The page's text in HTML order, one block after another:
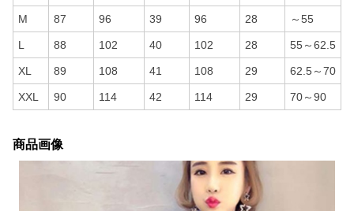
M 87 96 39 96 28 ～55
L 88 102 40 102 28 55～62.5
XL 89 108 41 108 29 62.5～70
XXL 90 114 42 114 29 70～90
商品画像